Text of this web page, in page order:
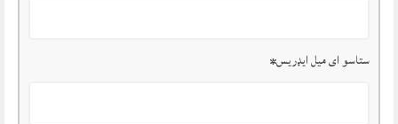
ستاسو ای میل ایډریس*